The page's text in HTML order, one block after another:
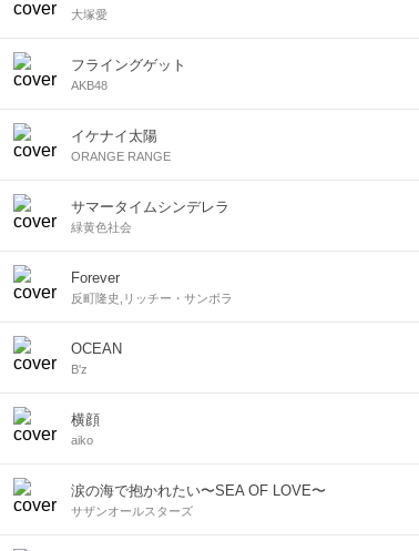
大塚愛
フライングゲット
AKB48
イケナイ太陽
ORANGE RANGE
サマータイムシンデレラ
緑黄色社会
Forever
反町隆史,リッチー・サンボラ
OCEAN
B'z
横顔
aiko
涙の海で抱かれたい〜SEA OF LOVE〜
サザンオールスターズ